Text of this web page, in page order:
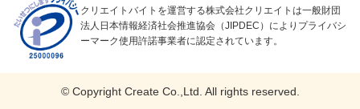
クリエイトバイトを運営する株式会社クリエイトは一般財団
法人日本情報経済社会推進協会（JIPDEC）によりプライバシ
ーマーク使用許諾事業者に認定されています。
© Copyright Create Co.,Ltd. All rights reserved.